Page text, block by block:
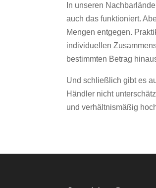
In unseren
auch das funktioniert.
Mengen entgegen.
individuellen
bestimmten Betrag
Und schließlich gibt es
Händler nicht
und verhältnismäßig